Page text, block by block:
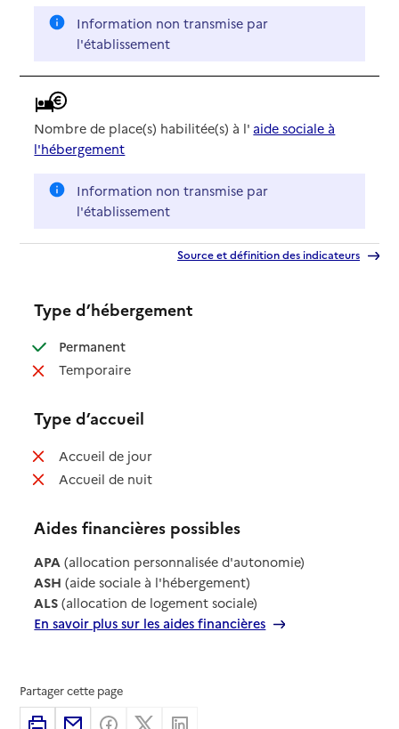
Information non transmise par
l'établissement
Nombre de place(s) habilitée(s) à l' aide sociale à
l'hébergement
Information non transmise par
l'établissement
Source et définition des indicateurs
Type d’hébergement
Permanent: disponible
Temporaire: non disponible
Type d’accueil
Accueil de jour: non disponible
Accueil de nuit: non disponible
Aides financières possibles
APA (allocation personnalisée d'autonomie)
ASH (aide sociale à l'hébergement)
ALS (allocation de logement sociale)
En savoir plus sur les aides financières
Partager cette page
ImprimerPartager par email
Partager sur Facebook
Partager sur X